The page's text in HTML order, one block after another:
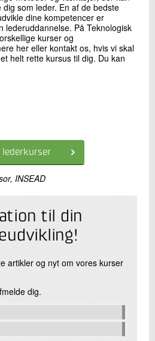
som leder. En af de bedste
dine kompetencer er
lederuddannelse. På Teknologisk
kurser og
her eller kontakt os, hvis vi skal
helt rette kursus til dig. Du kan
INSEAD​
til din
artikler og nyt om vores kurser
dig.